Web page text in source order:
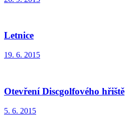
Letnice
19. 6. 2015
Otevření Discgolfového hřiště
5. 6. 2015